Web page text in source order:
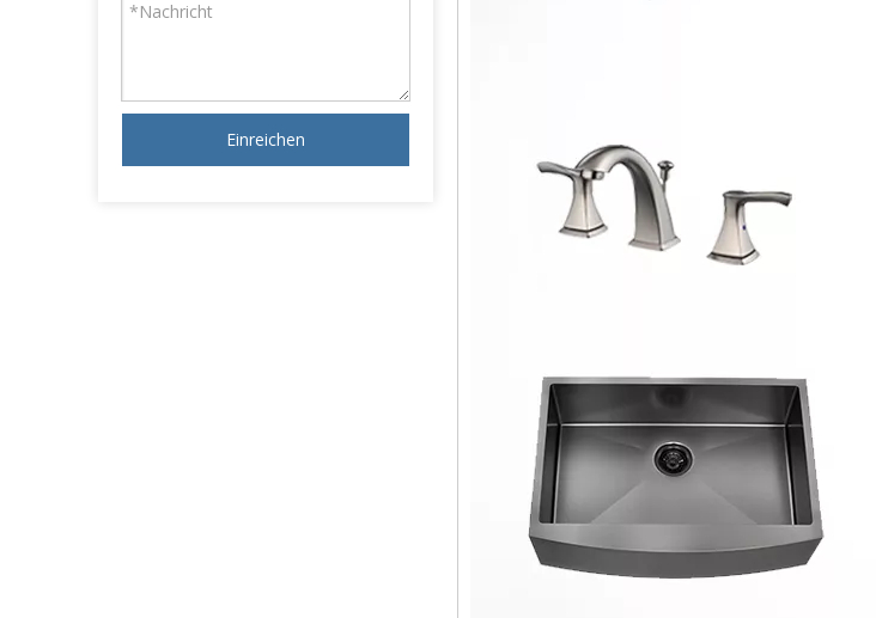
Einreichen